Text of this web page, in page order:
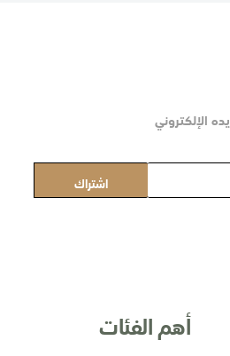
الإلكتروني
اشتراك
أهم الفئات